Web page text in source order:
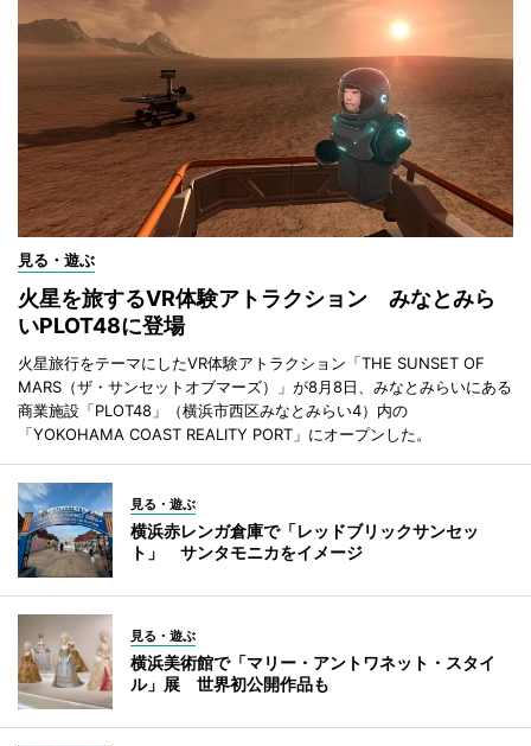
見る・遊ぶ
火星を旅するVR体験アトラクション みなとみら
いPLOT48に登場
火星旅行をテーマにしたVR体験アトラクション「THE SUNSET OF
MARS（ザ・サンセットオブマーズ）」が8月8日、みなとみらいにある
商業施設「PLOT48」（横浜市西区みなとみらい4）内の
「YOKOHAMA COAST REALITY PORT」にオープンした。
見る・遊ぶ
横浜赤レンガ倉庫で「レッドブリックサンセッ
ト」 サンタモニカをイメージ
見る・遊ぶ
横浜美術館で「マリー・アントワネット・スタイ
ル」展 世界初公開作品も